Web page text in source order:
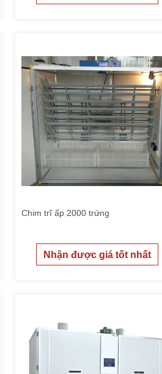
Chim trĩ ấp 2000 trứng
Nhận được giá tốt nhất